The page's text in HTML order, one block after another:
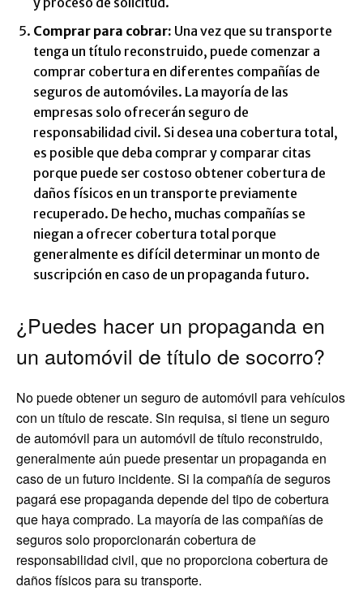
Comprar para cobrar: Una vez que su transporte
tenga un título reconstruido, puede comenzar a
comprar cobertura en diferentes compañías de
seguros de automóviles. La mayoría de las
empresas solo ofrecerán seguro de
responsabilidad civil. Si desea una cobertura total,
es posible que deba comprar y comparar citas
porque puede ser costoso obtener cobertura de
daños físicos en un transporte previamente
recuperado. De hecho, muchas compañías se
niegan a ofrecer cobertura total porque
generalmente es difícil determinar un monto de
suscripción en caso de un propaganda futuro.
¿Puedes hacer un propaganda en
un automóvil de título de socorro?
No puede obtener un seguro de automóvil para vehículos
con un título de rescate. Sin requisa, si tiene un seguro
de automóvil para un automóvil de título reconstruido,
generalmente aún puede presentar un propaganda en
caso de un futuro incidente. Si la compañía de seguros
pagará ese propaganda depende del tipo de cobertura
que haya comprado. La mayoría de las compañías de
seguros solo proporcionarán cobertura de
responsabilidad civil, que no proporciona cobertura de
daños físicos para su transporte.